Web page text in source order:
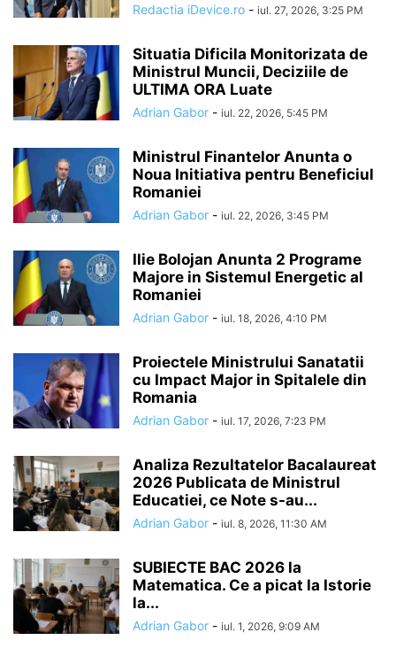
Redactia iDevice.ro - iul. 27, 2026, 3:25 PM
Situatia Dificila Monitorizata de
Ministrul Muncii, Deciziile de
ULTIMA ORA Luate
Adrian Gabor - iul. 22, 2026, 5:45 PM
Ministrul Finantelor Anunta o
Noua Initiativa pentru Beneficiul
Romaniei
Adrian Gabor - iul. 22, 2026, 3:45 PM
Ilie Bolojan Anunta 2 Programe
Majore in Sistemul Energetic al
Romaniei
Adrian Gabor - iul. 18, 2026, 4:10 PM
Proiectele Ministrului Sanatatii
cu Impact Major in Spitalele din
Romania
Adrian Gabor - iul. 17, 2026, 7:23 PM
Analiza Rezultatelor Bacalaureat
2026 Publicata de Ministrul
Educatiei, ce Note s-au...
Adrian Gabor - iul. 8, 2026, 11:30 AM
SUBIECTE BAC 2026 la
Matematica. Ce a picat la Istorie
la...
Adrian Gabor - iul. 1, 2026, 9:09 AM